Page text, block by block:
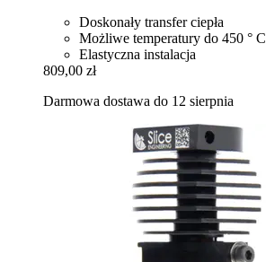
Doskonały transfer ciepła
Możliwe temperatury do 450 ° C
Elastyczna instalacja
809,00 zł
Darmowa dostawa do 12 sierpnia